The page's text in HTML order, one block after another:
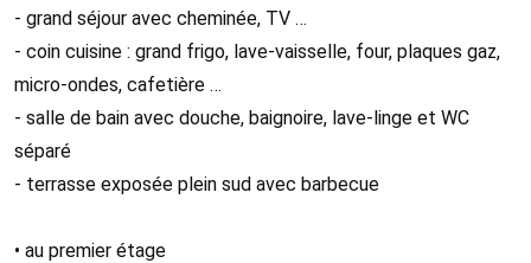
- grand séjour avec cheminée, TV …
- coin cuisine : grand frigo, lave-vaisselle, four, plaques gaz,
micro-ondes, cafetière …
- salle de bain avec douche, baignoire, lave-linge et WC
séparé
- terrasse exposée plein sud avec barbecue
• au premier étage